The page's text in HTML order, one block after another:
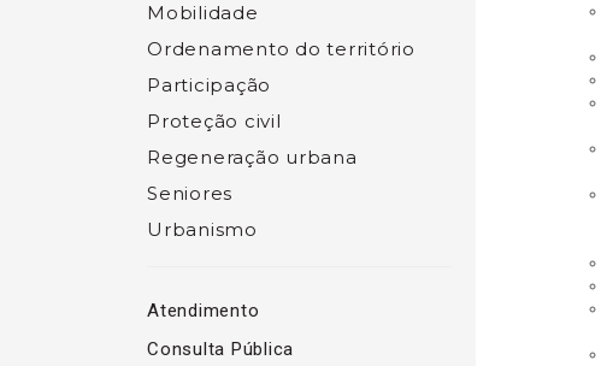
Mobilidade
Ordenamento do território
Participação
Proteção civil
Regeneração urbana
Seniores
Urbanismo
Atendimento
Consulta Pública